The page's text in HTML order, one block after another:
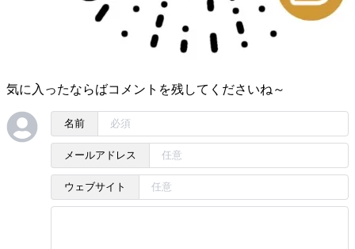
気に入ったならばコメントを残してくださいね～
名前
メールアドレス
ウェブサイト